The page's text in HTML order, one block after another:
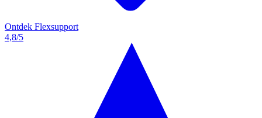
Ontdek Flexsupport